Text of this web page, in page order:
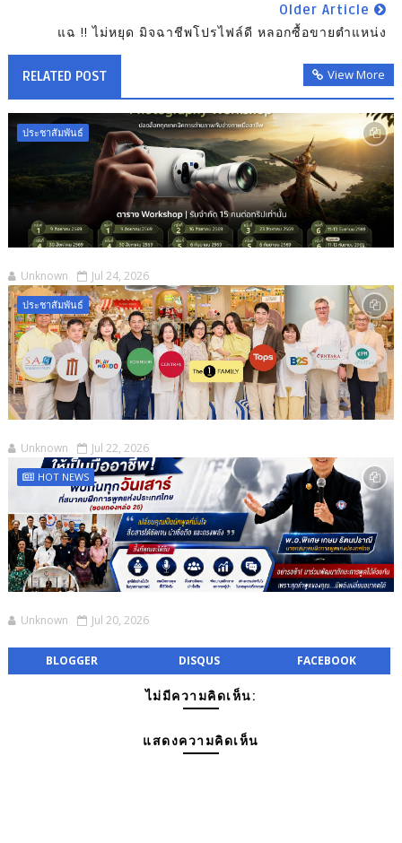
Older Article
แฉ !! ไม่หยุด มิจฉาชีพโปรไฟล์ดี หลอกซื้อขายตำแหน่ง
RELATED POST View More
ประชาสัมพันธ์
Unknown Jul 24, 2026
ประชาสัมพันธ์
Unknown Jul 22, 2026
HOT NEWS
Unknown Jul 20, 2026
BLOGGER DISQUS FACEBOOK
ไม่มีความคิดเห็น:
แสดงความคิดเห็น